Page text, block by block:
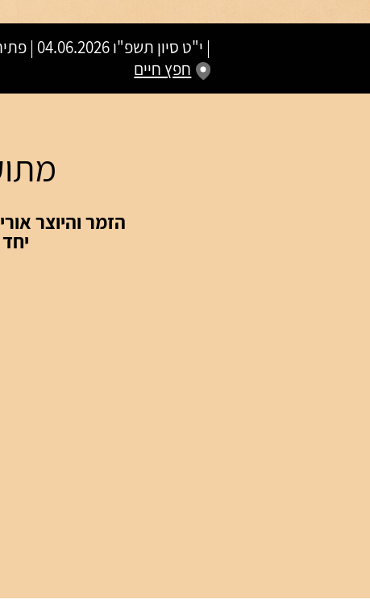
| י"ט סיון תשפ"ו04.06.2026 | פתיחת שערים 20:00 | שעת התחלה 21:00
חפץ חיים
הזמר והיוצר